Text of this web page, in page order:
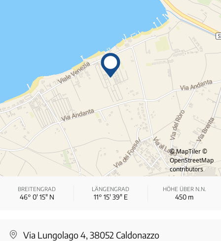
© MapTiler ©
OpenStreetMap
contributors
BREITENGRAD
46° 0′ 15″ N
LÄNGENGRAD
11° 15′ 39″ E
HÖHE ÜBER N.N.
450 m
Via Lungolago 4, 38052 Caldonazzo